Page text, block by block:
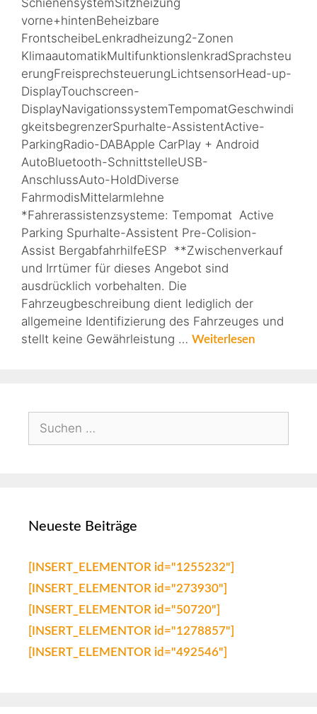
SchienensystemSitzheizung
vorne+hintenBeheizbare
FrontscheibeLenkradheizung2-Zonen
KlimaautomatikMultifunktionslenkradSprachsteu
erungFreisprechsteuerungLichtsensorHead-up-
DisplayTouchscreen-
DisplayNavigationssystemTempomatGeschwindi
gkeitsbegrenzerSpurhalte-AssistentActive-
ParkingRadio-DABApple CarPlay + Android
AutoBluetooth-SchnittstelleUSB-
AnschlussAuto-HoldDiverse
FahrmodisMittelarmlehne
*Fahrerassistenzsysteme: Tempomat Active
Parking Spurhalte-Assistent Pre-Colision-
Assist BergabfahrhilfeESP **Zwischenverkauf
und Irrtümer für dieses Angebot sind
ausdrücklich vorbehalten. Die
Fahrzeugbeschreibung dient lediglich der
allgemeine Identifizierung des Fahrzeuges und
stellt keine Gewährleistung … Weiterlesen
Neueste Beiträge
[INSERT_ELEMENTOR id="1255232"]
[INSERT_ELEMENTOR id="273930"]
[INSERT_ELEMENTOR id="50720"]
[INSERT_ELEMENTOR id="1278857"]
[INSERT_ELEMENTOR id="492546"]